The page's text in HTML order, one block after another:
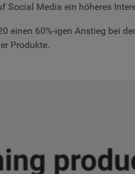
Media ein höheres
60%-igen Anstieg bei
Produkte.